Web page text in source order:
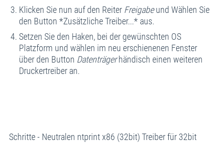
Klicken Sie nun auf den Reiter Freigabeund Wählen Sie
den Button *Zusätzliche Treiber...* aus.
Setzen Sie den Haken, bei der gewünschten OS
Platzform und wählen im neu erschienenen Fenster
über den Button Datenträgerhändisch einen weiteren
Druckertreiber an.
Schritte - Neutralen ntprint x86 (32bit) Treiber für 32bit